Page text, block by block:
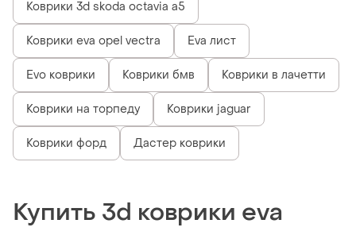
Коврики 3d skoda octavia a5
Коврики eva opel vectra Eva лист
Evo коврики Коврики бмв Коврики в лачетти
Коврики на торпеду Коврики jaguar
Коврики форд Дастер коврики
Купить 3d коврики eva